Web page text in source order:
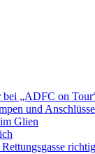
bei „ADFC on
und
Glien